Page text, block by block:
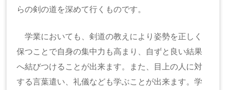
らの剣の道を深めて行くものです。
学業においても、剣道の教えにより姿勢を正しく
保つことで自身の集中力も高まり、自ずと良い結果
へ結びつけることが出来ます。また、目上の人に対
する言葉遣い、礼儀なども学ぶことが出来ます。学